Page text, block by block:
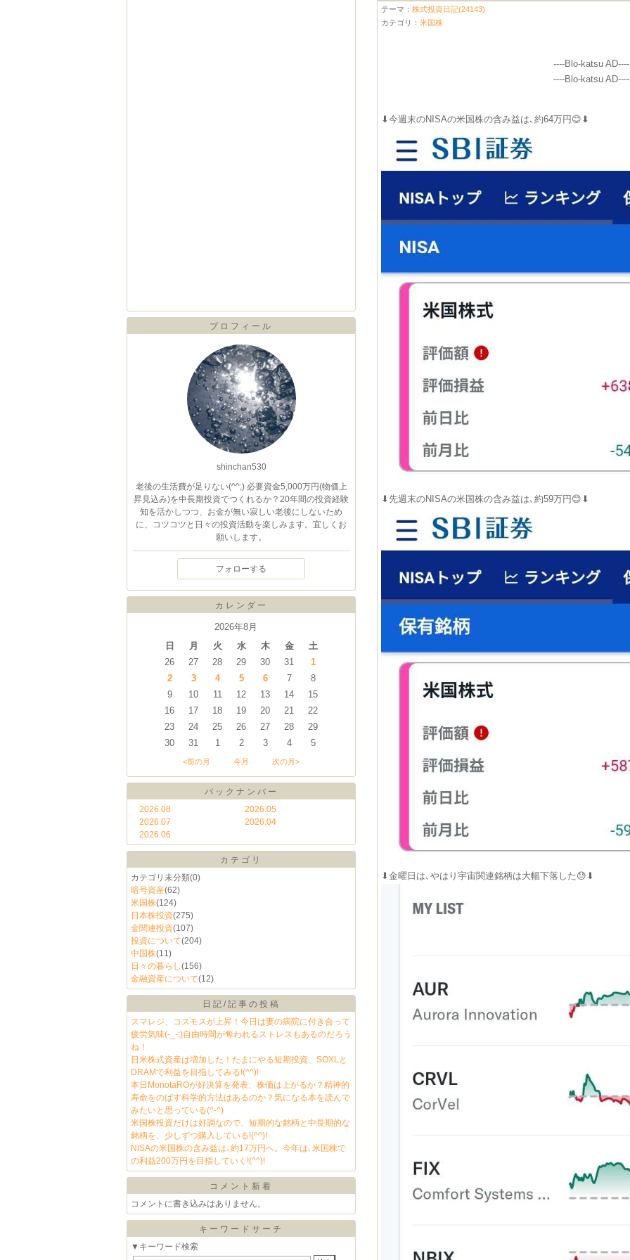
プロフィール
shinchan530
老後の生活費が足りない(^^;) 必要資金5,000万円(物価上
昇見込み)を中長期投資でつくれるか？20年間の投資経験
知を活かしつつ、お金が無い寂しい老後にしないため
に、コツコツと日々の投資活動を楽しみます。宜しくお
願いします。
フォローする
カレンダー
2026年8月
日
月 火 水 木 金
土
26
27 28 29 30 31
1
2
3 4 5 6 7
8
9
10 11 12 13 14
15
16
17 18 19 20 21
22
23
24 25 26 27 28
29
30
31 1 2 3 4 5
<前の月 今月 次の月>
バックナンバー
2026.08
2026.07
2026.06
2026.05
2026.04
カテゴリ
カテゴリ未分類(0)
暗号資産(62)
米国株(124)
日本株投資(275)
金関連投資(107)
投資について(204)
中国株(11)
日々の暮らし(156)
金融資産について(12)
日記/記事の投稿
スマレジ、コスモスが上昇！今日は妻の病院に付き合って
疲労気味(-_-;)自由時間が奪われるストレスもあるのだろう
ね！
日米株式資産は増加した！たまにやる短期投資、SOXLと
DRAMで利益を目指してみる!(^^)!
本日MonotaROが好決算を発表、株価は上がるか？精神的
寿命をのばす科学的方法はあるのか？気になる本を読んで
みたいと思っている(^-^)
米国株投資だけは好調なので、短期的な銘柄と中長期的な
銘柄を、少しずつ購入している!(^^)!
NISAの米国株の含み益は､約17万円へ。今年は､米国株で
の利益200万円を目指していく!(^^)!
コメント新着
コメントに書き込みはありません。
キーワードサーチ
▼キーワード検索
テーマ：株式投資日記(24143)
カテゴリ：米国株
----Blo-katsu AD----
----Blo-katsu AD----
⬇今週末のNISAの米国株の含み益は､約64万円😊⬇
⬇先週末のNISAの米国株の含み益は､約59万円😊⬇
⬇金曜日は､やはり宇宙関連銘柄は大幅下落した😓⬇